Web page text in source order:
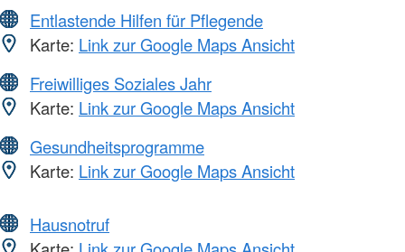
Entlastende Hilfen für Pflegende
Karte: Link zur Google Maps Ansicht
Freiwilliges Soziales Jahr
Karte: Link zur Google Maps Ansicht
Gesundheitsprogramme
Karte: Link zur Google Maps Ansicht
Hausnotruf